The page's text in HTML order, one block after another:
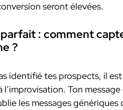
seront élevées.
: comment
?
identifié tes prospects, il
l’improvisation. Ton
les messages génériques